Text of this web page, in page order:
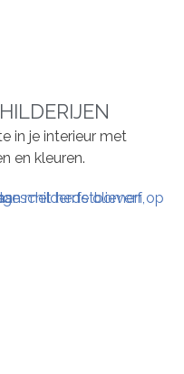
in je interieur met
en kleuren.